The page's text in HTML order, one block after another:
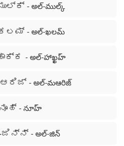
- అల్-ముల్క్
ಕಲಮ್ - అల్-ఖలమ్
- అల్-హాఖ్ఖహ్
- అల్-మఆరిజ్
- నూహ్
-ಜಿನ್ನ್ - అల్-జిన్